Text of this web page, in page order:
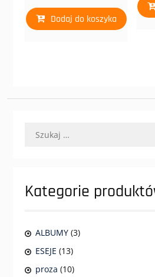
Dodaj do koszyka
Kategorie
ALBUMY (3)
ESEJE (13)
proza (10)